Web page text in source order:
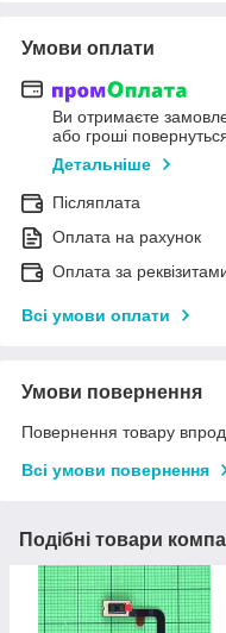
Умови оплати
Ви отримаєте
або гроші
Детальніше
Післяплата
Оплата на рахунок
Оплата за
Всі умови оплати
Умови повернення
Повернення товару
Всі умови повернення
Подібні товари